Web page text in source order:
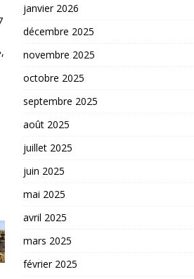
janvier 2026
décembre 2025
novembre 2025
octobre 2025
septembre 2025
août 2025
juillet 2025
juin 2025
mai 2025
avril 2025
mars 2025
février 2025